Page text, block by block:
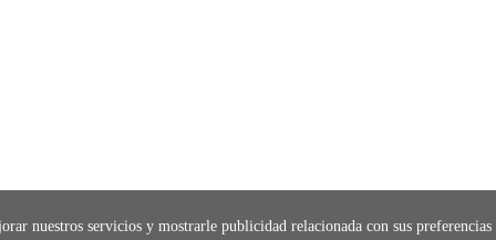
nuestros servicios y mostrarle publicidad relacionada con sus